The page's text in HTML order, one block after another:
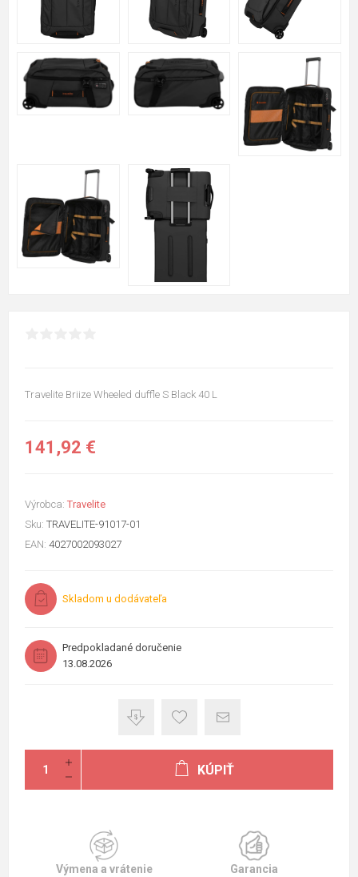
Travelite Briize Wheeled duffle S Black 40 L
141,92 €
Výrobca: Travelite
Sku: TRAVELITE-91017-01
EAN: 4027002093027
Skladom u dodávateľa
Predpokladané doručenie
13.08.2026
KÚPIŤ
Výmena a vrátenie
Garancia